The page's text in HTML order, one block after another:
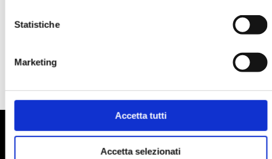
Statistiche
Marketing
Accetta tutti
Accetta selezionati
AEROPORTO MARCO POLO - VENEZIA
CONTATTI